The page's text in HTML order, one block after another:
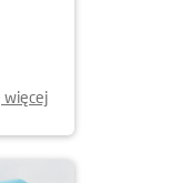
więcej